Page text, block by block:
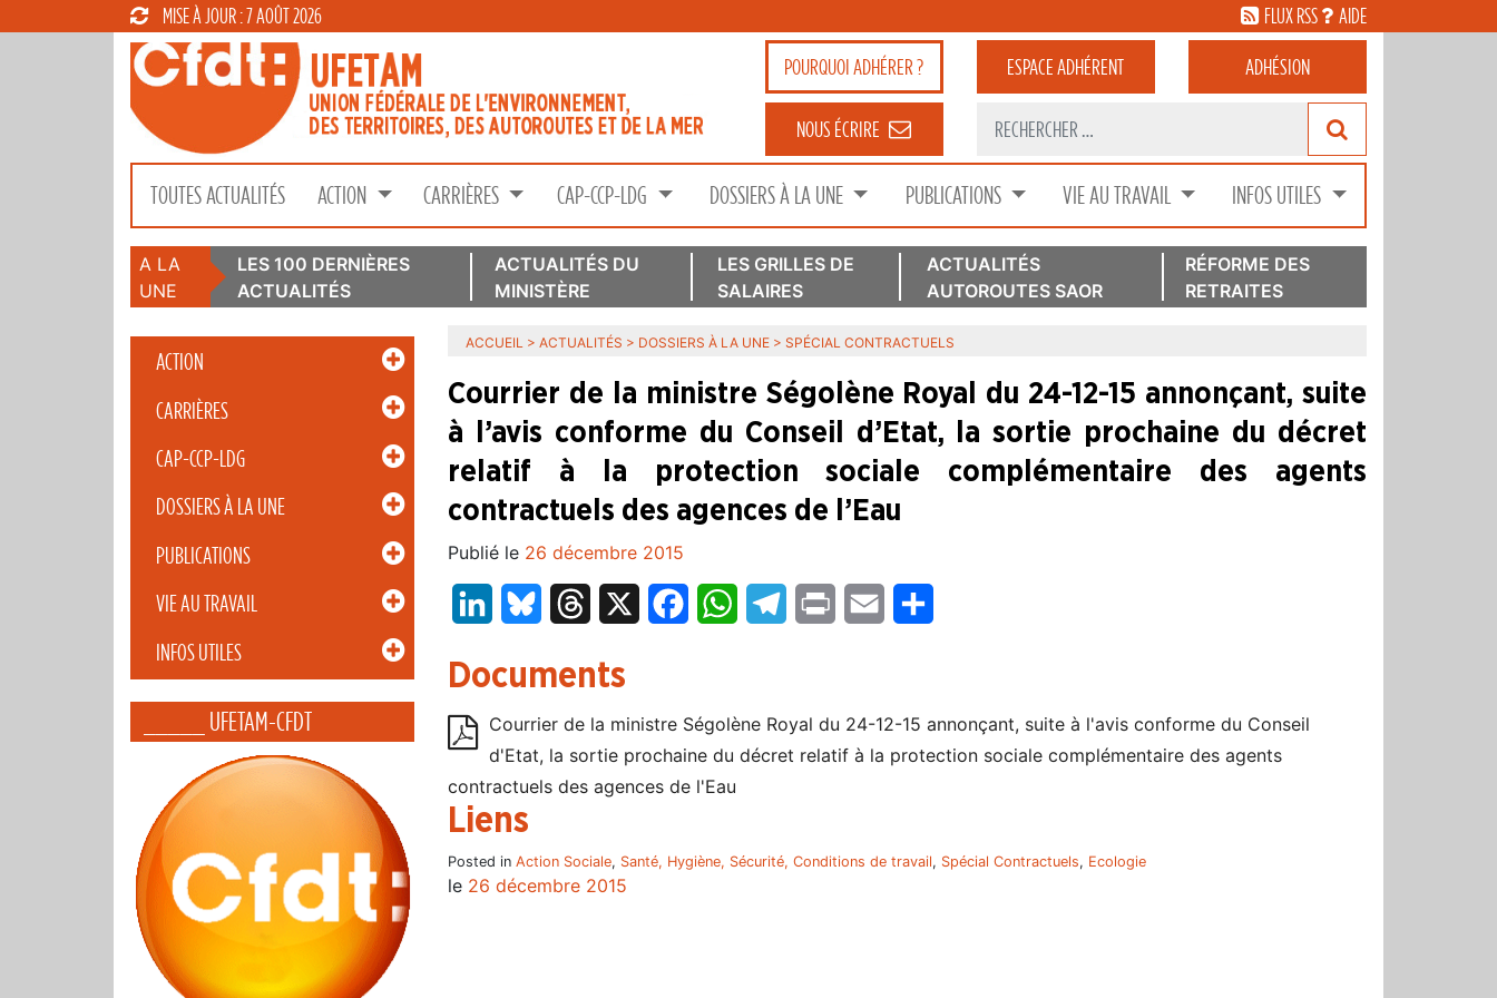
MISE À JOUR : 7 AOÛT 2026 FLUX RSS AIDE
POURQUOIADHÉRER ? ESPACEADHÉRENT ADHÉSION
NOUS ÉCRIRE
TOUTES ACTUALITÉS ACTION CARRIÈRES CAP-CCP-LDG DOSSIERS À LA UNE PUBLICATIONS VIE AU TRAVAIL INFOS UTILES
A LA
UNE
LES 100 DERNIÈRES
ACTUALITÉS
ACTUALITÉS DU
MINISTÈRE
LES GRILLES DE
SALAIRES
ACTUALITÉS
AUTOROUTES SAOR
RÉFORME DES
RETRAITES
ACTION
CARRIÈRES
CAP-CCP-LDG
DOSSIERS À LA UNE
PUBLICATIONS
VIE AU TRAVAIL
INFOS UTILES
_____ UFETAM-CFDT
ACCUEIL > ACTUALITÉS > DOSSIERS À LA UNE > SPÉCIAL CONTRACTUELS
Courrier de la ministre Ségolène Royal du 24-12-15 annonçant, suite
à l’avis conforme du Conseil d’Etat, la sortie prochaine du décret
relatif à la protection sociale complémentaire des agents
contractuels des agences de l’Eau
Publié le 26 décembre 2015
LinkedInBluesky Threads FacebookWhatsAppTelegram
Print Email
Documents
Courrier de la ministre Ségolène Royal du 24-12-15 annonçant, suite à l'avis conforme du Conseil
d'Etat, la sortie prochaine du décret relatif à la protection sociale complémentaire des agents
contractuels des agences de l'Eau
Liens
Posted in Action Sociale, Santé, Hygiène, Sécurité, Conditions de travail, Spécial Contractuels, Ecologie
le 26 décembre 2015